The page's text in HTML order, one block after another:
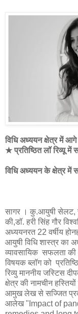
विधि अध्ययन क्षेत्र में आगे
★ प्रतिष्ठित लॉ रिव्यू
विधि अध्ययन के क्षेत्र
सागर । कु.आयुषी सेलट,
की,डॉ. हरी सिंह गौर
अध्ययनरत 22 वर्षीय
आयुषी विधि शास्त्र का
व्यावसायिक सफलता की
विषयक ब्लॉग को
रिव्यु माननीय जस्टिस
क्षेत्र की नामचीन
आमुख लेख से सज्जित
आलेख "Impact of